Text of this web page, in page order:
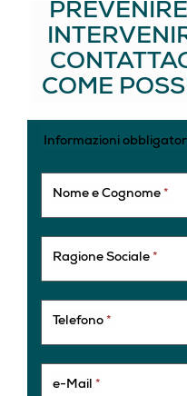
COME
Informazioni
Nome e Cognome *
Ragione Sociale *
Telefono *
e-Mail *